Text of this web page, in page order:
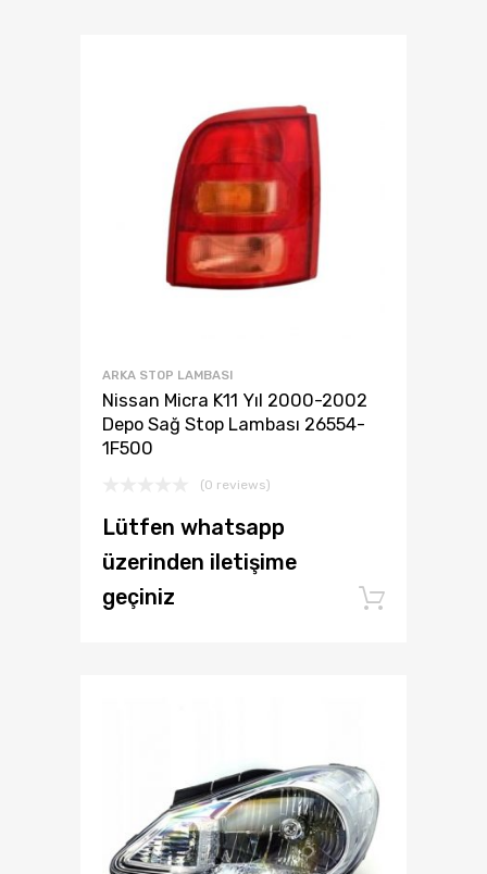
ARKA STOP LAMBASI
Nissan Micra K11 Yıl 2000-2002
Depo Sağ Stop Lambası 26554-
1F500
(0 reviews)
Lütfen whatsapp
üzerinden iletişime
geçiniz